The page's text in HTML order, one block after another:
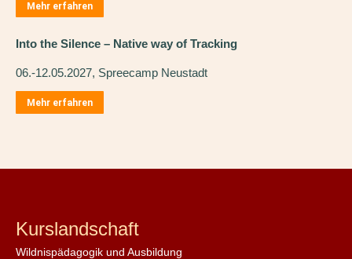
Mehr erfahren
Into the Silence – Native way of Tracking
06.-12.05.2027, Spreecamp Neustadt
Mehr erfahren
Kurslandschaft
Wildnispädagogik und Ausbildung